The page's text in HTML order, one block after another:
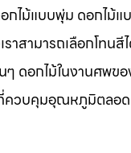
อกไม้แบบพุ่ม ดอกไ
สามารถเลือกโทน
อกไม้ในงานศพขอ
ที่ควบคุมอุณหภูมิตลอ